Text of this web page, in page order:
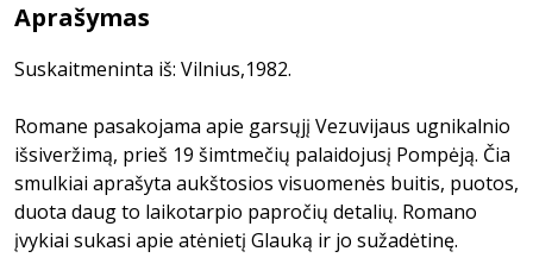
Aprašymas
Suskaitmeninta iš: Vilnius,1982.
Romane pasakojama apie garsųjį Vezuvijaus ugnikalnio
išsiveržimą, prieš 19 šimtmečių palaidojusį Pompėją. Čia
smulkiai aprašyta aukštosios visuomenės buitis, puotos,
duota daug to laikotarpio papročių detalių. Romano
įvykiai sukasi apie atėnietį Glauką ir jo sužadėtinę.